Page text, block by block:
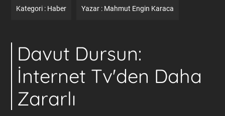
Kategori : Haber Yazar : Mahmut Engin Karaca
Davut Dursun:
İnternet Tv'den Daha
Zararlı